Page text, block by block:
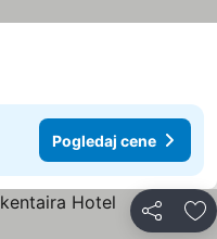
Pogledaj cene
Deli